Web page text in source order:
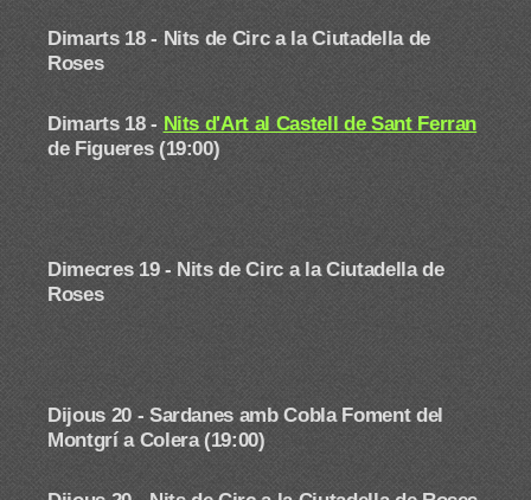
Dimarts 18 - Nits de Circ a la Ciutadella de
Roses
Dimarts 18 - Nits d'Art al Castell de Sant Ferran
de Figueres (19:00)
Dimecres 19 - Nits de Circ a la Ciutadella de
Roses
Dijous 20 - Sardanes amb Cobla Foment del
Montgrí a Colera (19:00)